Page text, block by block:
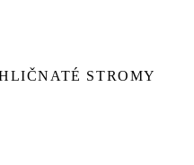
STROMY